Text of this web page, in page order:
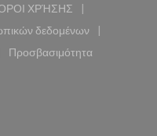
παράθυρο))
ΧΡΉΣΗΣ
((ανοίγει σε νέο
δεδομένων
σε νέο παράθυρο))
νέο παράθυρο))
Προσβασιμότητα
((ανοίγει σε νέο